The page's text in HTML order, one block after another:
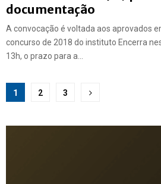
documentação
A convocação é voltada aos aprovados
concurso de 2018 do instituto Encerra
13h, o prazo para a...
Paginação
1 2 3